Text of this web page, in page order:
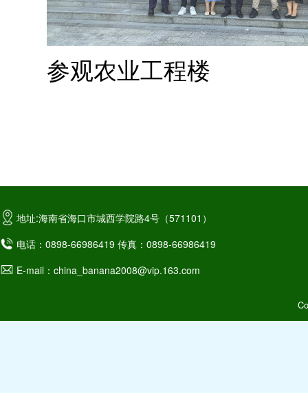
参观农业工程楼
地址:海南省海口市城西学院路4号（571101）
电话：0898-66986419 传真：0898-66986419
E-mail：china_banana2008@vip.163.com